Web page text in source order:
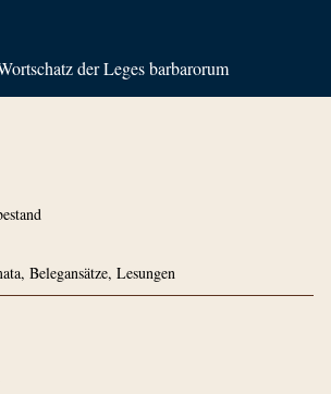
der Leges barbarorum
Belegansätze, Lesungen